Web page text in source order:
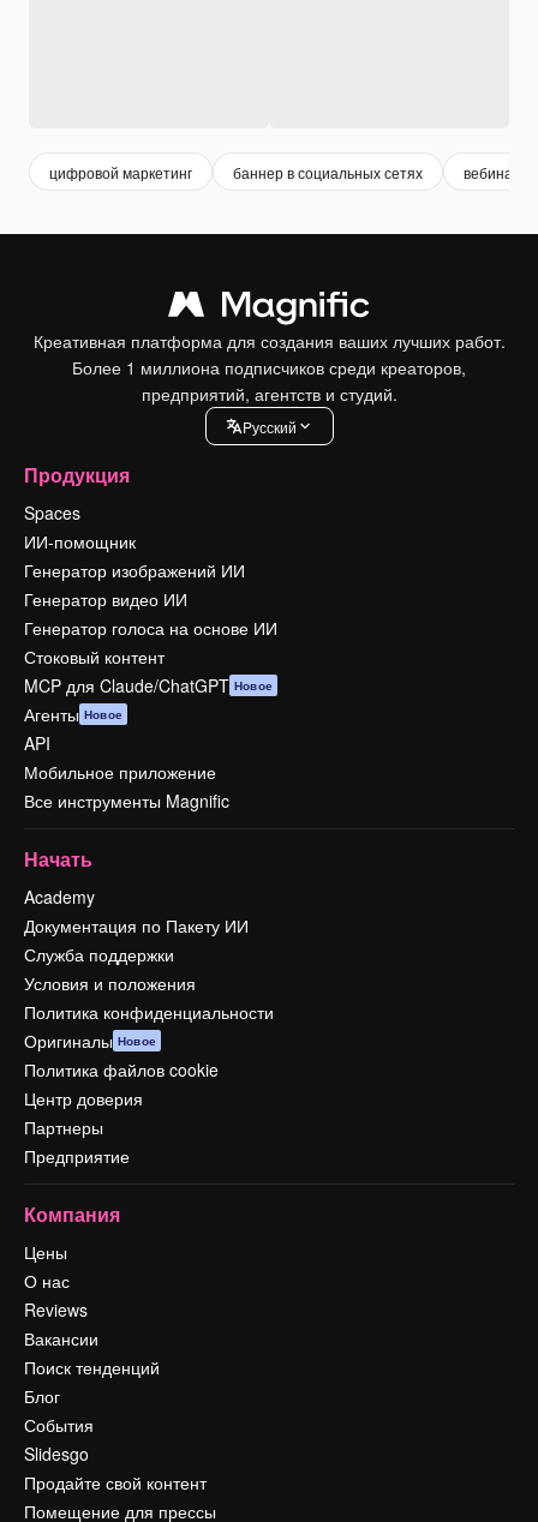
цифровой маркетинг баннер в социальных сетях вебинар
Креативная платформа для создания ваших лучших работ.
Более 1 миллиона подписчиков среди креаторов,
предприятий, агентств и студий.
Pусский
Продукция
Spaces
ИИ-помощник
Генератор изображений ИИ
Генератор видео ИИ
Генератор голоса на основе ИИ
Стоковый контент
MCP для Claude/ChatGPT Новое
Агенты Новое
API
Мобильное приложение
Все инструменты Magnific
Начать
Academy
Документация по Пакету ИИ
Служба поддержки
Условия и положения
Политика конфиденциальности
Оригиналы Новое
Политика файлов cookie
Центр доверия
Партнеры
Предприятие
Компания
Цены
О нас
Reviews
Вакансии
Поиск тенденций
Блог
События
Slidesgo
Продайте свой контент
Помещение для прессы